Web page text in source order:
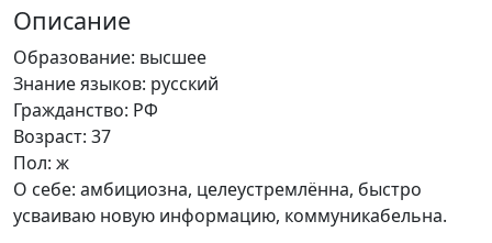
Описание
Образование: высшее
Знание языков: русский
Гражданство: РФ
Возраст: 37
Пол: ж
О себе: амбициозна, целеустремлённа, быстро
усваиваю новую информацию, коммуникабельна.